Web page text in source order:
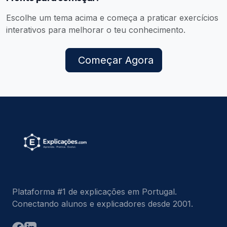
Escolhe um tema acima e começa a praticar exercícios
interativos para melhorar o teu conhecimento.
Começar Agora
Plataforma #1 de explicações em Portugal.
Conectando alunos e explicadores desde 2001.